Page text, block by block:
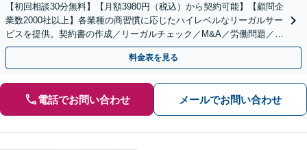
【初回相談30分無料】【月額3980円（税込）から契約可能】【顧問企
業数2000社以上】各業種の商習慣に応じたハイレベルなリーガルサー
ビスを提供。契約書の作成／リーガルチェック／M&A／労働問題／知
的財産等、お任せください【他士業連携可能】
料金表を見る
電話でお問い合わせ メールでお問い合わせ